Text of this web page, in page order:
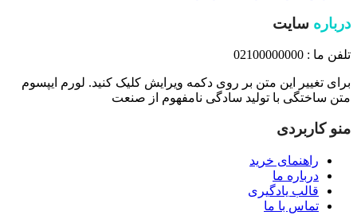
درباره سایت
تلفن ما : 02100000000
برای تغییر این متن بر روی دکمه ویرایش کلیک کنید. لورم ایپسوم
متن ساختگی با تولید سادگی نامفهوم از صنعت
منو کاربردی
راهنمای خرید
درباره ما
قالب یادگیری
تماس با ما